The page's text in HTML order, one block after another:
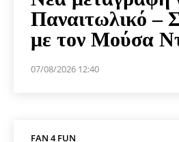
Παναιτωλικό –
με τον Μούσα
07/08/2026 12:40
FAN 4 FUN